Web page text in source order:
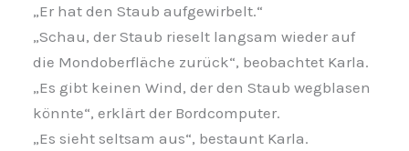
„Er hat den Staub aufgewirbelt.“
„Schau, der Staub rieselt langsam wieder auf
die Mondoberfläche zurück“, beobachtet Karla.
„Es gibt keinen Wind, der den Staub wegblasen
könnte“, erklärt der Bordcomputer.
„Es sieht seltsam aus“, bestaunt Karla.